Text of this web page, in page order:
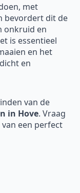
met
bevordert dit de
onkruid en
is essentieel
en het
en
van de
in Hove. Vraag
een perfect